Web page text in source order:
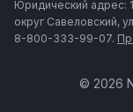
Юридический адрес:
округ Савеловский,
8-800-333-99-07.
© 2026